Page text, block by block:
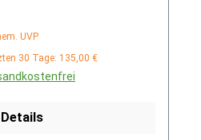
UVP
30 Tage: 135,00 €
Details